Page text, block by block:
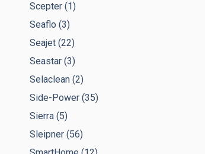
Scepter (1)
Seaflo (3)
Seajet (22)
Seastar (3)
Selaclean (2)
Side-Power (35)
Sierra (5)
Sleipner (56)